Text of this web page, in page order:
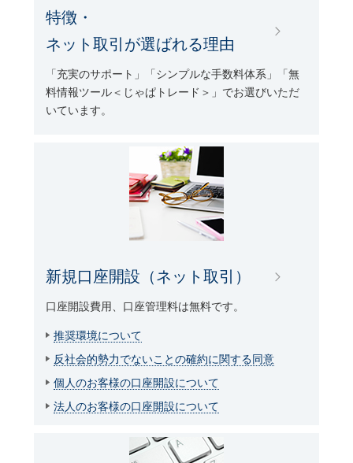
特徴・
ネット取引が選ばれる理由
「充実のサポート」「シンプルな手数料体系」「無
料情報ツール＜じゃぱトレード＞」でお選びいただ
いています。
新規口座開設（ネット取引）
口座開設費用、口座管理料は無料です。
推奨環境について
反社会的勢力でないことの確約に関する同意
個人のお客様の口座開設について
法人のお客様の口座開設について